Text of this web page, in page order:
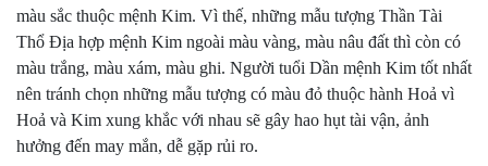
màu sắc thuộc mệnh Kim. Vì thế, những mẫu tượng Thần Tài
Thổ Địa hợp mệnh Kim ngoài màu vàng, màu nâu đất thì còn có
màu trắng, màu xám, màu ghi. Người tuổi Dần mệnh Kim tốt nhất
nên tránh chọn những mẫu tượng có màu đỏ thuộc hành Hoả vì
Hoả và Kim xung khắc với nhau sẽ gây hao hụt tài vận, ảnh
hưởng đến may mắn, dễ gặp rủi ro.